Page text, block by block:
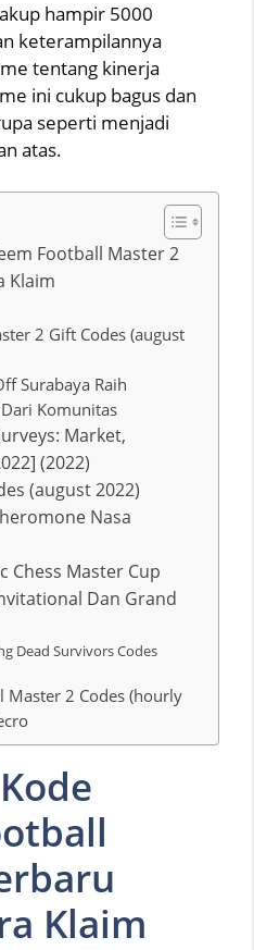
hampir 5000
keterampilannya
tentang kinerja
ini cukup bagus dan
seperti menjadi
atas.
Football Master 2
Klaim
2 Gift Codes (august
Surabaya Raih
Komunitas
Market,
(2022)
(august 2022)
Nasa
Chess Master Cup
Dan Grand
Dead Survivors Codes
Master 2 Codes (hourly
Klaim